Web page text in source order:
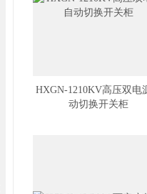
HXGN-1210KV高压双电
动切换开关柜